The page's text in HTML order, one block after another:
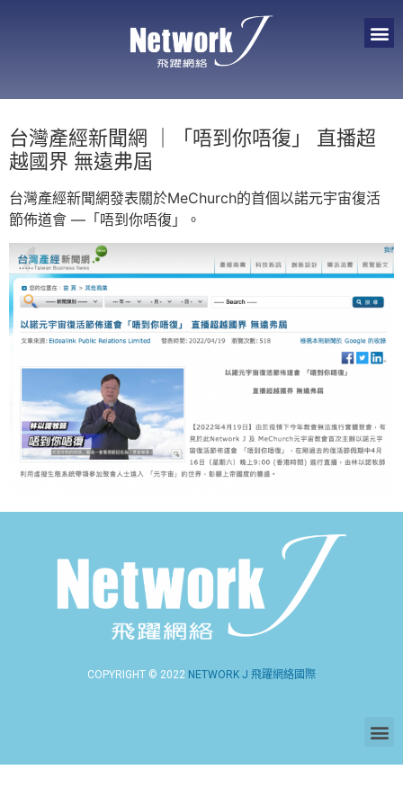
台灣產經新聞網 ｜「唔到你唔復」 直播超
越國界 無遠弗屆
台灣產經新聞網發表關於MeChurch的首個以諾元宇宙復活
節佈道會 —「唔到你唔復」。
COPYRIGHT © 2022 NETWORK J 飛躍網絡國際